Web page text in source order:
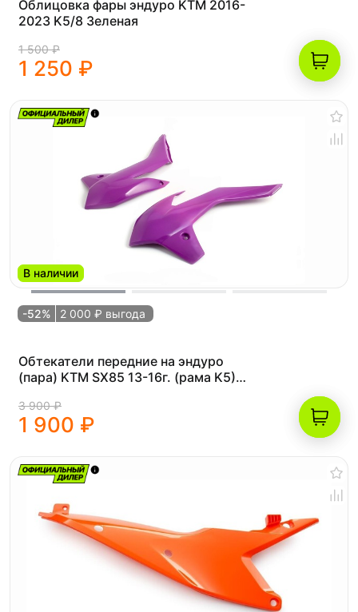
Облицовка фары эндуро KTM 2016-
2023 K5/8 Зеленая
1 500 ₽
1 250 ₽
В наличии
-52% 2 000 ₽ выгода
Обтекатели передние на эндуро
(пара) KTM SX85 13-16г. (рама K5)
3 900 ₽
1 900 ₽